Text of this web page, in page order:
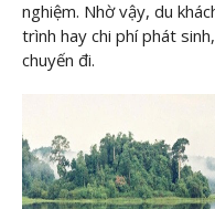
nghiệm. Nhờ vậy, du
trình hay chi phí phát
chuyến đi.